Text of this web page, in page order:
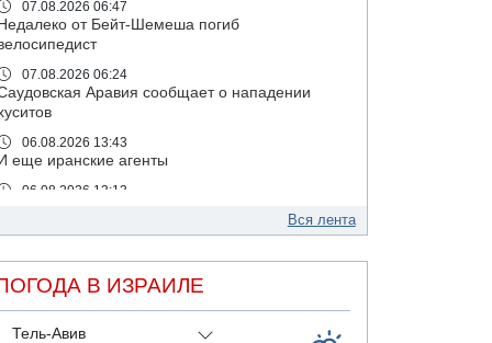
07.08.2026 06:47
Недалеко от Бейт-Шемеша погиб
07.08.2026 06:24
Аравия сообщает о нападении
06.08.2026 13:43
И еще иранские агенты
06.08.2026 13:13
06.08.2026 13:07
Кирьят-Арбы пожар на местности
06.08.2026 12:06
США не будут давить на Израиль в вопросе
Вся лента
В ИЗРАИЛЕ
Тель-Авив